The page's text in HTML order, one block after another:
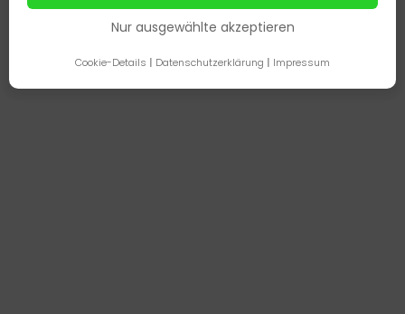
Nur ausgewählte akzeptieren
Cookie-Details | Datenschutzerklärung | Impressum